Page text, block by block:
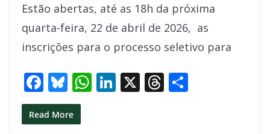
e
b
o
o
k
e
sk
y
at
s
A
p
p
k
e
dI
n
re
a
d
s
ar
e
Estão abertas, até as 18h da próxima
quarta-feira, 22 de abril de 2026, as
inscrições para o processo seletivo para
F
ac
e
Bl
u
e
W Li X T
Read More